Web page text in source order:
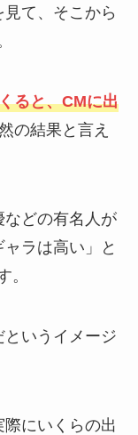
て、そこから
ると、CMに出
の結果と言え
などの有名人が
ラは高い」と
。
いうイメージ
にいくらの出